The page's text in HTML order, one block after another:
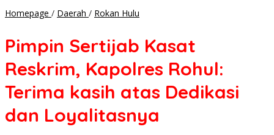
Homepage / Daerah / Rokan Hulu
Reskrim,
Rohul:
kasih
Dedikasi
dan
Pimpin Sertijab Kasat
Reskrim, Kapolres Rohul:
Terima kasih atas Dedikasi
dan Loyalitasnya